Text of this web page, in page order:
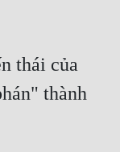
thái của
thành